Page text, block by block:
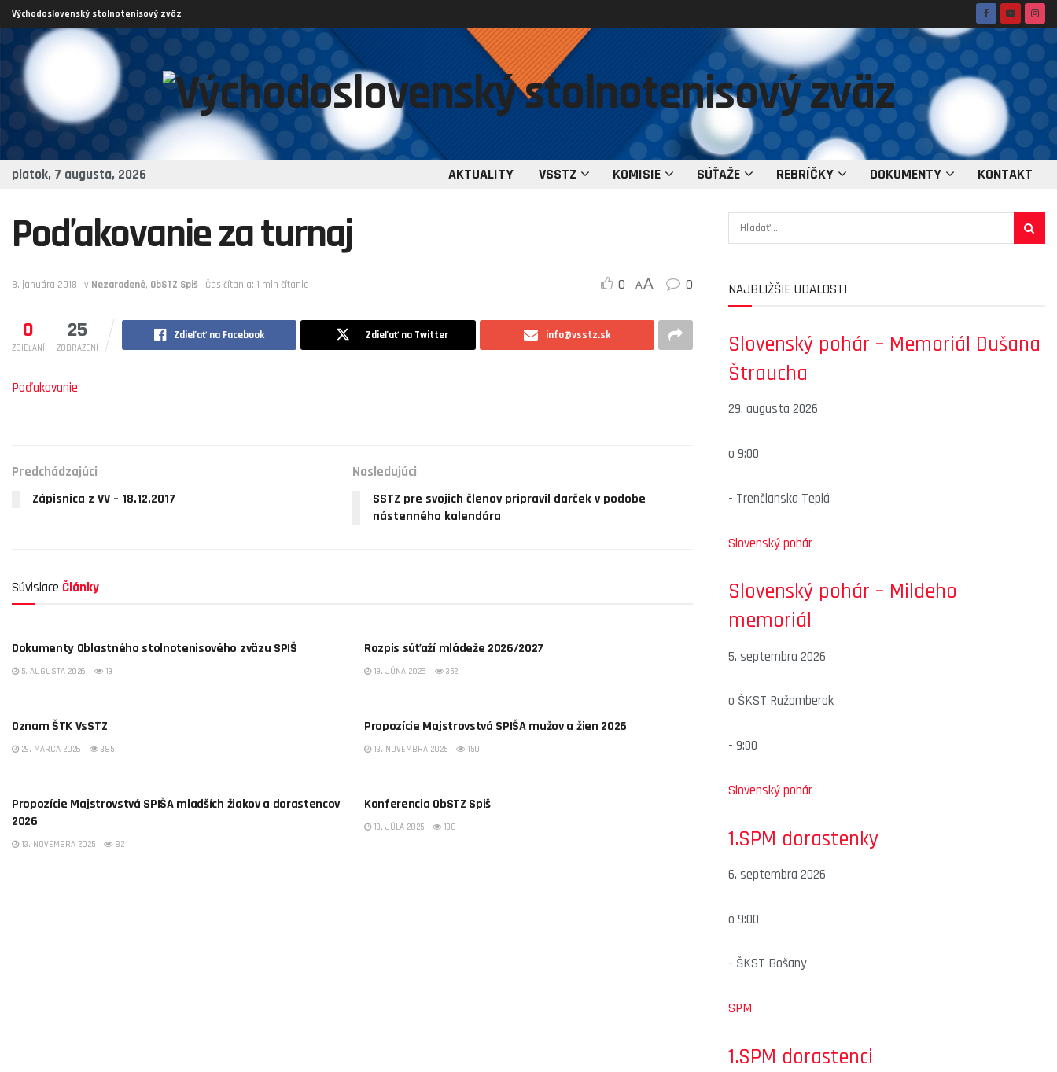
Východoslovenský stolnotenisový zväz
piatok, 7 augusta, 2026 AKTUALITY VSSTZ KOMISIE SÚŤAŽE REBRÍČKY DOKUMENTY KONTAKT
Poďakovanie za turnaj
8. januára 2018 v Nezaradené, ObSTZ Spiš Čas čítania: 1 min čítania 0 AA 0
0
ZDIEĽANÍ
25
ZOBRAZENÍ
Zdieľať na Facebook Zdieľať na Twitter info@vsstz.sk
Poďakovanie
Predchádzajúci
Zápisnica z VV – 18.12.2017
Nasledujúci
SSTZ pre svojich členov pripravil darček v podobe
nástenného kalendára
Súvisiace Články
Dokumenty Oblastného stolnotenisového zväzu SPIŠ
5. AUGUSTA 2026 19
Rozpis súťaží mládeže 2026/2027
19. JÚNA 2026
352
Oznam ŠTK VsSTZ
29. MARCA 2026 385
Propozície Majstrovstvá SPIŠA mužov a žien 2026
13. NOVEMBRA 2025
150
Propozície Majstrovstvá SPIŠA mladších žiakov a dorastencov
2026
13. NOVEMBRA 2025 82
Konferencia ObSTZ Spiš
13. JÚLA 2025 130
NAJBLIŽŠIE UDALOSTI
Slovenský pohár – Memoriál Dušana
Štraucha
29. augusta 2026
o 9:00
- Trenčianska Teplá
Slovenský pohár
Slovenský pohár – Mildeho
memoriál
5. septembra 2026
o ŠKST Ružomberok
- 9:00
Slovenský pohár
1.SPM dorastenky
6. septembra 2026
o 9:00
- ŠKST Bošany
SPM
1.SPM dorastenci